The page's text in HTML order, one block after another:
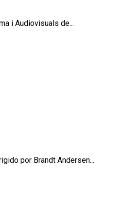
i Audiovisuals de...
por Brandt Andersen...